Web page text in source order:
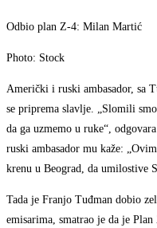
Odbio plan Z-4: Milan Martić
Photo: Stock
Američki i ruski ambasador, sa
se priprema slavlje. „Slomili
da ga uzmemo u ruke“,
ruski ambasador mu kaže:
krenu u Beograd, da umilostive
Tada je Franjo Tuđman dobio
emisarima, smatrao je da je